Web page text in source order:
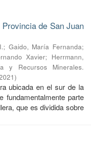
de San Juan
; Gaido, María Fernanda;
Xavier; Herrmann,
y Recursos Minerales.
)
ubicada en el sur de la
fundamentalmente parte
que es dividida sobre